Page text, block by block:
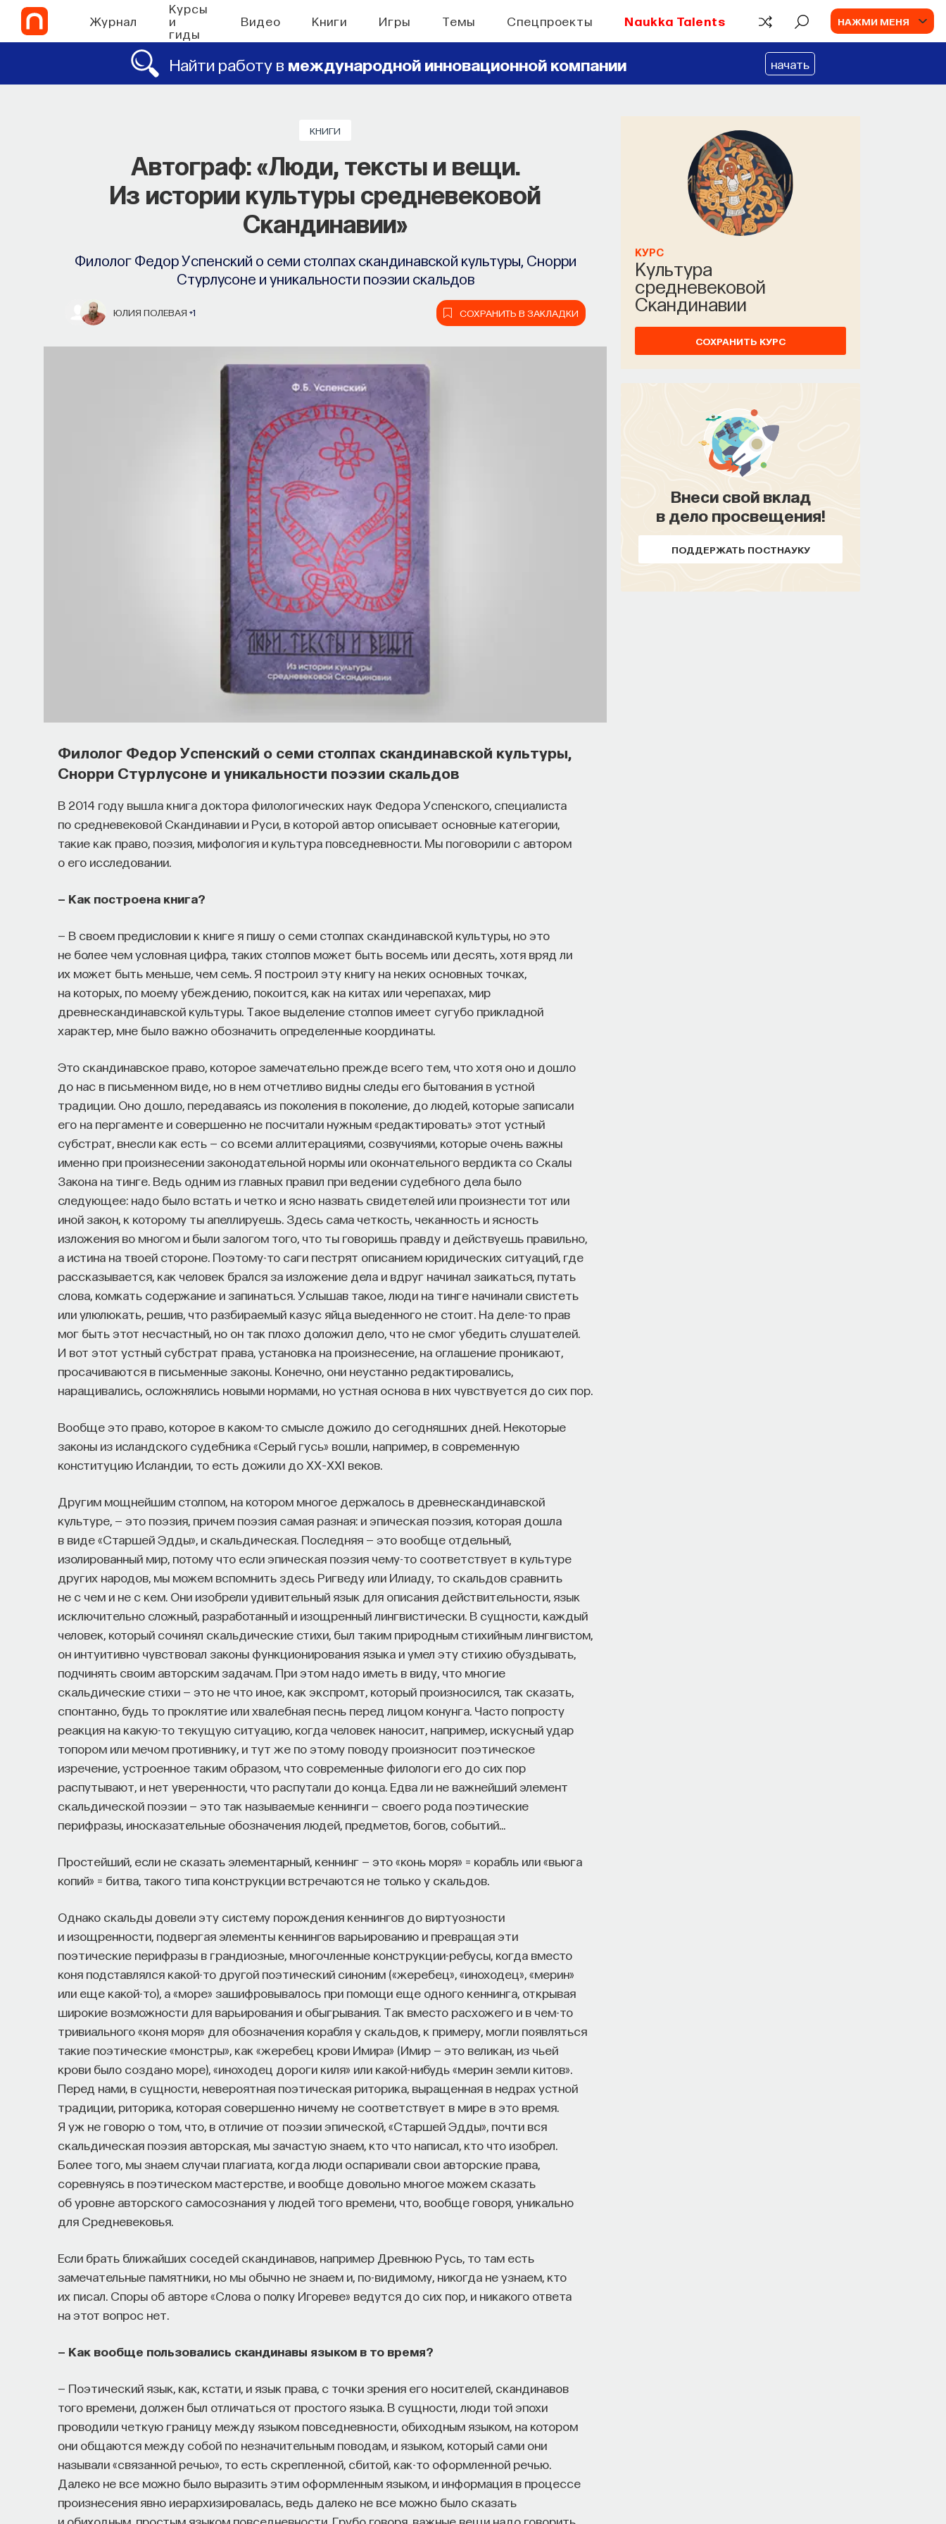
Журнал
Курсы
и
гиды
Видео Книги Игры Темы Спецпроекты Naukka Talents НАЖМИ МЕНЯ
Найти работу в международной инновационной компании начать
КНИГИ
Автограф: «Люди, тексты и вещи.
Из истории культуры средневековой
Скандинавии»
Филолог Федор Успенский о семи столпах скандинавской культуры, Снорри
Стурлусоне и уникальности поэзии скальдов
ЮЛИЯ ПОЛЕВАЯ +1 СОХРАНИТЬ В ЗАКЛАДКИ
Филолог Федор Успенский о семи столпах скандинавской культуры,
Снорри Стурлусоне и уникальности поэзии скальдов
В 2014 году вышла книга доктора филологических наук Федора Успенского, специалиста
по средневековой Скандинавии и Руси, в которой автор описывает основные категории,
такие как право, поэзия, мифология и культура повседневности. Мы поговорили с автором
о его исследовании.
— Как построена книга?
— В своем предисловии к книге я пишу о семи столпах скандинавской культуры, но это
не более чем условная цифра, таких столпов может быть восемь или десять, хотя вряд ли
их может быть меньше, чем семь. Я построил эту книгу на неких основных точках,
на которых, по моему убеждению, покоится, как на китах или черепахах, мир
древнескандинавской культуры. Такое выделение столпов имеет сугубо прикладной
характер, мне было важно обозначить определенные координаты.
Это скандинавское право, которое замечательно прежде всего тем, что хотя оно и дошло
до нас в письменном виде, но в нем отчетливо видны следы его бытования в устной
традиции. Оно дошло, передаваясь из поколения в поколение, до людей, которые записали
его на пергаменте и совершенно не посчитали нужным «редактировать» этот устный
субстрат, внесли как есть — со всеми аллитерациями, созвучиями, которые очень важны
именно при произнесении законодательной нормы или окончательного вердикта со Скалы
Закона на тинге. Ведь одним из главных правил при ведении судебного дела было
следующее: надо было встать и четко и ясно назвать свидетелей или произнести тот или
иной закон, к которому ты апеллируешь. Здесь сама четкость, чеканность и ясность
изложения во многом и были залогом того, что ты говоришь правду и действуешь правильно,
а истина на твоей стороне. Поэтому-то саги пестрят описанием юридических ситуаций, где
рассказывается, как человек брался за изложение дела и вдруг начинал заикаться, путать
слова, комкать содержание и запинаться. Услышав такое, люди на тинге начинали свистеть
или улюлюкать, решив, что разбираемый казус яйца выеденного не стоит. На деле-то прав
мог быть этот несчастный, но он так плохо доложил дело, что не смог убедить слушателей.
И вот этот устный субстрат права, установка на произнесение, на оглашение проникают,
просачиваются в письменные законы. Конечно, они неустанно редактировались,
наращивались, осложнялись новыми нормами, но устная основа в них чувствуется до сих пор.
Вообще это право, которое в каком-то смысле дожило до сегодняшних дней. Некоторые
законы из исландского судебника «Серый гусь» вошли, например, в современную
конституцию Исландии, то есть дожили до XX–XXI веков.
Другим мощнейшим столпом, на котором многое держалось в древнескандинавской
культуре, — это поэзия, причем поэзия самая разная: и эпическая поэзия, которая дошла
в виде «Старшей Эдды», и скальдическая. Последняя — это вообще отдельный,
изолированный мир, потому что если эпическая поэзия чему-то соответствует в культуре
других народов, мы можем вспомнить здесь Ригведу или Илиаду, то скальдов сравнить
не с чем и не с кем. Они изобрели удивительный язык для описания действительности, язык
исключительно сложный, разработанный и изощренный лингвистически. В сущности, каждый
человек, который сочинял скальдические стихи, был таким природным стихийным лингвистом,
он интуитивно чувствовал законы функционирования языка и умел эту стихию обуздывать,
подчинять своим авторским задачам. При этом надо иметь в виду, что многие
скальдические стихи — это не что иное, как экспромт, который произносился, так сказать,
спонтанно, будь то проклятие или хвалебная песнь перед лицом конунга. Часто попросту
реакция на какую-то текущую ситуацию, когда человек наносит, например, искусный удар
топором или мечом противнику, и тут же по этому поводу произносит поэтическое
изречение, устроенное таким образом, что современные филологи его до сих пор
распутывают, и нет уверенности, что распутали до конца. Едва ли не важнейший элемент
скальдической поэзии — это так называемые кеннинги — своего рода поэтические
перифразы, иносказательные обозначения людей, предметов, богов, событий…
Простейший, если не сказать элементарный, кеннинг — это «конь моря» = корабль или «вьюга
копий» = битва, такого типа конструкции встречаются не только у скальдов.
Однако скальды довели эту систему порождения кеннингов до виртуозности
и изощренности, подвергая элементы кеннингов варьированию и превращая эти
поэтические перифразы в грандиозные, многочленные конструкции-ребусы, когда вместо
коня подставлялся какой-то другой поэтический синоним («жеребец», «иноходец», «мерин»
или еще какой-то), а «море» зашифровывалось при помощи еще одного кеннинга, открывая
широкие возможности для варьирования и обыгрывания. Так вместо расхожего и в чем-то
тривиального «коня моря» для обозначения корабля у скальдов, к примеру, могли появляться
такие поэтические «монстры», как «жеребец крови Имира» (Имир — это великан, из чьей
крови было создано море), «иноходец дороги киля» или какой-нибудь «мерин земли китов».
Перед нами, в сущности, невероятная поэтическая риторика, выращенная в недрах устной
традиции, риторика, которая совершенно ничему не соответствует в мире в это время.
Я уж не говорю о том, что, в отличие от поэзии эпической, «Старшей Эдды», почти вся
скальдическая поэзия авторская, мы зачастую знаем, кто что написал, кто что изобрел.
Более того, мы знаем случаи плагиата, когда люди оспаривали свои авторские права,
соревнуясь в поэтическом мастерстве, и вообще довольно многое можем сказать
об уровне авторского самосознания у людей того времени, что, вообще говоря, уникально
для Средневековья.
Если брать ближайших соседей скандинавов, например Древнюю Русь, то там есть
замечательные памятники, но мы обычно не знаем и, по-видимому, никогда не узнаем, кто
их писал. Споры об авторе «Слова о полку Игореве» ведутся до сих пор, и никакого ответа
на этот вопрос нет.
— Как вообще пользовались скандинавы языком в то время?
— Поэтический язык, как, кстати, и язык права, с точки зрения его носителей, скандинавов
того времени, должен был отличаться от простого языка. В сущности, люди той эпохи
проводили четкую границу между языком повседневности, обиходным языком, на котором
они общаются между собой по незначительным поводам, и языком, который сами они
называли «связанной речью», то есть скрепленной, сбитой, как-то оформленной речью.
Далеко не все можно было выразить этим оформленным языком, и информация в процессе
произнесения явно иерархизировалась, ведь далеко не все можно было сказать
и обиходным, простым языком повседневности. Грубо говоря, важные вещи надо говорить
КУРС
Культура
средневековой
Скандинавии
СОХРАНИТЬ КУРС
Внеси свой вклад
в дело просвещения!
ПОДДЕРЖАТЬ ПОСТНАУКУ